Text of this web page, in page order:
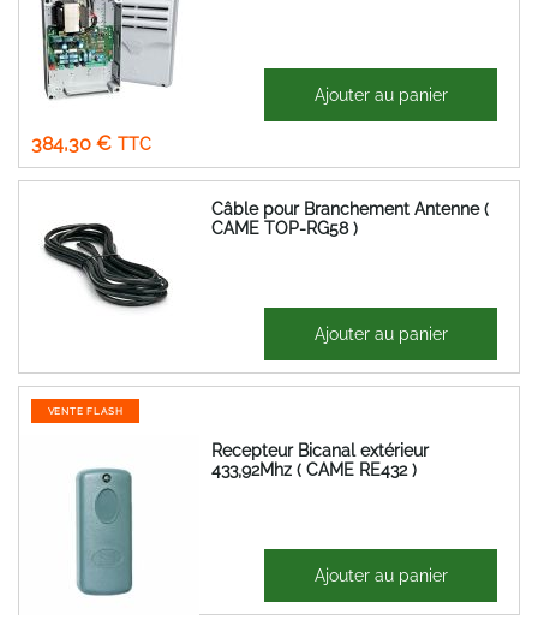
384,30 €
468,89 € Ajouter au panier
Câble pour Branchement Antenne (
CAME TOP-RG58 )
Ajouter au panier
VENTE FLASH
Recepteur Bicanal extérieur
433,92Mhz ( CAME RE432 )
56,33 €
46,94 € Ajouter au panier